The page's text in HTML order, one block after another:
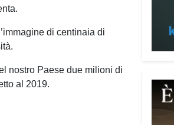
di centinaia di
nostro Paese due milioni di
al 2019.
ai